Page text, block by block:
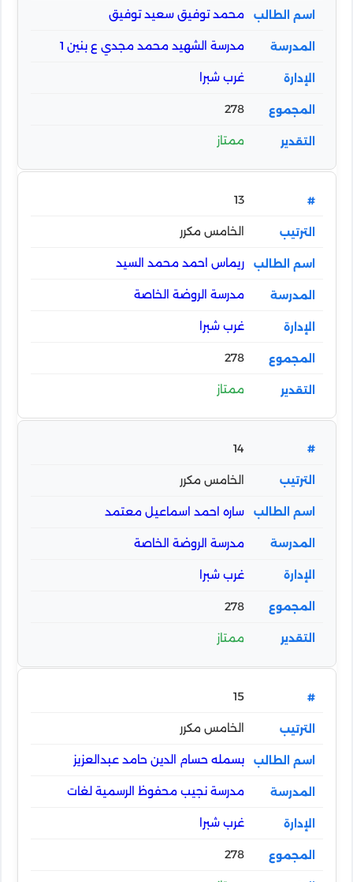
محمد توفيق سعيد توفيق
مدرسة الشهيد محمد مجدي ع بنين 1
غرب شبرا
278
ممتاز
13
الخامس مكرر
ريماس احمد محمد السيد
مدرسة الروضة الخاصة
غرب شبرا
278
ممتاز
14
الخامس مكرر
ساره احمد اسماعيل معتمد
مدرسة الروضة الخاصة
غرب شبرا
278
ممتاز
15
الخامس مكرر
بسمله حسام الدين حامد عبدالعزيز
مدرسة نجيب محفوظ الرسمية لغات
غرب شبرا
278